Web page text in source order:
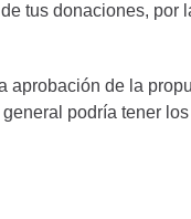
tus donaciones, por
aprobación de la
podría tener